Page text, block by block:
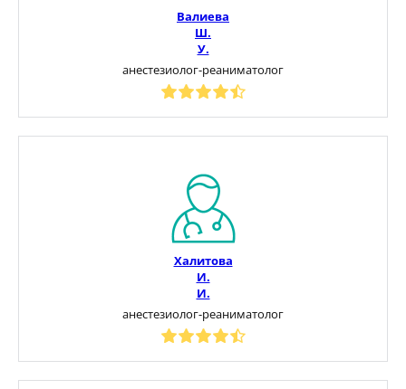
Валиева
Ш.
У.
анестезиолог-реаниматолог
Халитова
И.
И.
анестезиолог-реаниматолог